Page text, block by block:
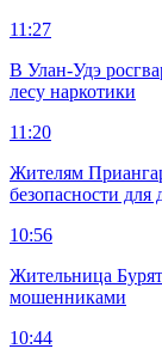
11:27
В Улан-Удэ
лесу наркотики
11:20
Жителям
безопасности для
10:56
Жительница
мошенниками
10:44